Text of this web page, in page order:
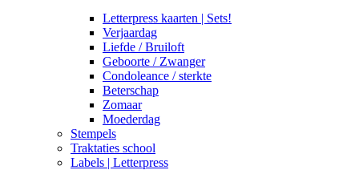
Letterpress kaarten | Sets!
Verjaardag
Liefde / Bruiloft
Geboorte / Zwanger
Condoleance / sterkte
Beterschap
Zomaar
Moederdag
Stempels
Traktaties school
Labels | Letterpress